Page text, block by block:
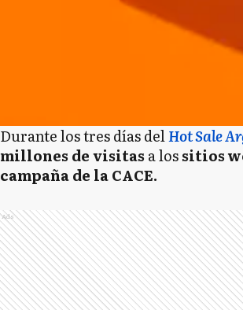
Durante los tres días delHot Sale
millones de visitas a lossitios
campaña de la CACE.
Ads